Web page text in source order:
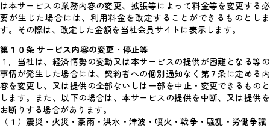
は本サービスの業務内容の変更、拡張等によって料金等を変更する必
要が生じた場合には、利用料金を改定することができるものとしま
す。その際は、改定した金額を当社会員サイトに表示します。
第１０条 サービス内容の変更・停止等
１．当社は、経済情勢の変動又は本サービスの提供が困難となる等の
事情が発生した場合には、契約者への個別通知なく第７条に定める内
容を変更し、又は提供の全部ないしは一部を中止・変更できるものと
します。また、以下の場合は、本サービスの提供を中断、又は提供を
お断りする場合があります。
（１）震災・火災・豪雨・洪水・津波・噴火・戦争・騒乱・労働争議